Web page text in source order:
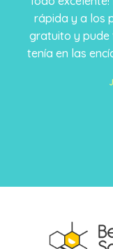
Todo
rápida y a los
gratuito y pude